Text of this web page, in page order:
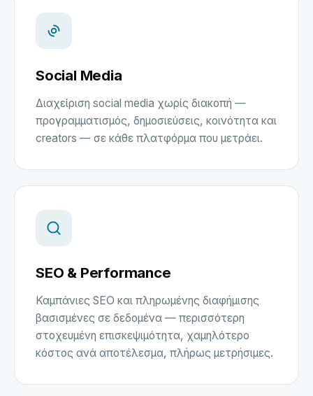
Social Media
Διαχείριση social media χωρίς διακοπή —
προγραμματισμός, δημοσιεύσεις, κοινότητα και
creators — σε κάθε πλατφόρμα που μετράει.
SEO & Performance
Καμπάνιες SEO και πληρωμένης διαφήμισης
βασισμένες σε δεδομένα — περισσότερη
στοχευμένη επισκεψιμότητα, χαμηλότερο
κόστος ανά αποτέλεσμα, πλήρως μετρήσιμες.